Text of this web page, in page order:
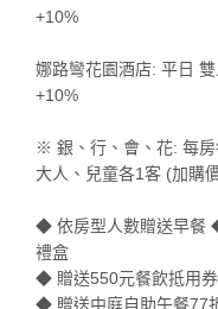
+10%
娜路彎花園酒店: 平日
+10%
※ 銀、行、會、花: 每
大人、兒童各1客 (加購
◆ 依房型人數贈送早餐
禮盒
◆ 贈送550元餐飲抵用
◆ 贈送中庭自助午餐77